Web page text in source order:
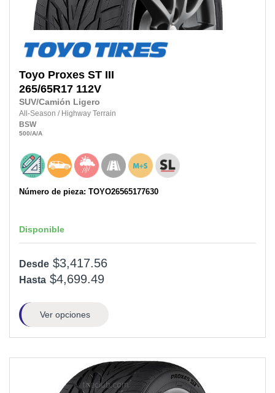
Toyo Proxes ST III
265/65R17 112V
SUV/Camión Ligero
All-Season / Highway Terrain
BSW
500/A/A
Número de pieza: TOYO26565177630
Disponible
Desde $3,417.56
Hasta $4,699.49
Ver opciones